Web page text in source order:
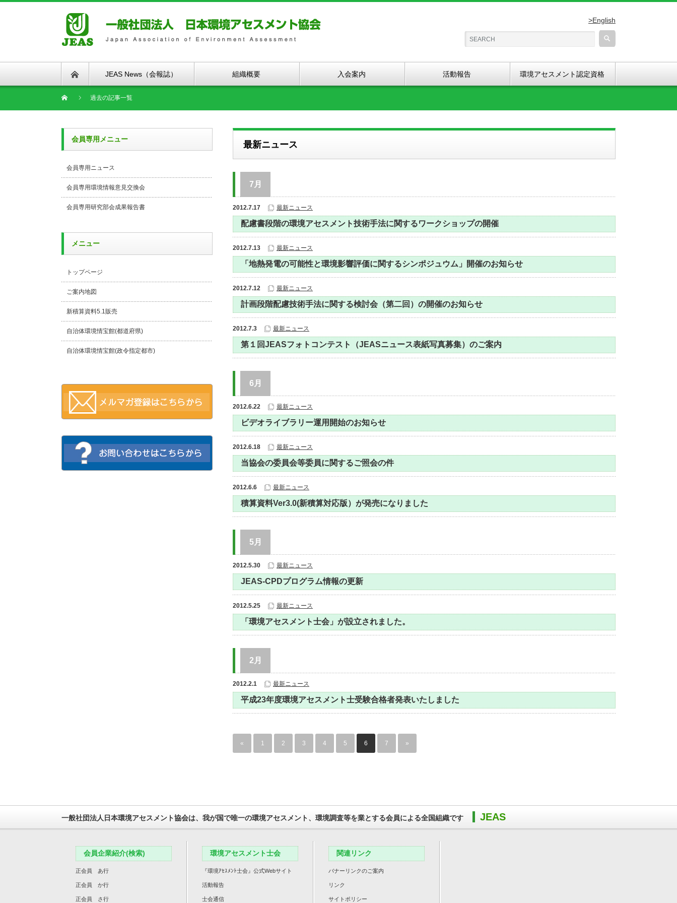
>English
JEAS News（会報誌） 組織概要 入会案内 活動報告 環境アセスメント認定資格
過去の記事一覧
最新ニュース
7月
2012.7.17 最新ニュース
配慮書段階の環境アセスメント技術手法に関するワークショップの開催
2012.7.13 最新ニュース
「地熱発電の可能性と環境影響評価に関するシンポジュウム」開催のお知らせ
2012.7.12 最新ニュース
計画段階配慮技術手法に関する検討会（第二回）の開催のお知らせ
2012.7.3 最新ニュース
第１回JEASフォトコンテスト（JEASニュース表紙写真募集）のご案内
6月
2012.6.22 最新ニュース
ビデオライブラリー運用開始のお知らせ
2012.6.18 最新ニュース
当協会の委員会等委員に関するご照会の件
2012.6.6 最新ニュース
積算資料Ver3.0(新積算対応版）が発売になりました
5月
2012.5.30 最新ニュース
JEAS-CPDプログラム情報の更新
2012.5.25 最新ニュース
「環境アセスメント士会」が設立されました。
2月
2012.2.1 最新ニュース
平成23年度環境アセスメント士受験合格者発表いたしました
« 1 2 3 4 5 6 7 »
会員専用メニュー
会員専用ニュース
会員専用環境情報意見交換会
会員専用研究部会成果報告書
メニュー
トップページ
ご案内地図
新積算資料5.1販売
自治体環境情宝館(都道府県)
自治体環境情宝館(政令指定都市)
一般社団法人日本環境アセスメント協会は、我が国で唯一の環境アセスメント、環境調査等を業とする会員による全国組織です JEAS
会員企業紹介(検索)
正会員 あ行
正会員 か行
正会員 さ行
環境アセスメント士会
『環境ｱｾｽﾒﾝﾄ士会』公式Webサイト
活動報告
士会通信
関連リンク
バナーリンクのご案内
リンク
サイトポリシー